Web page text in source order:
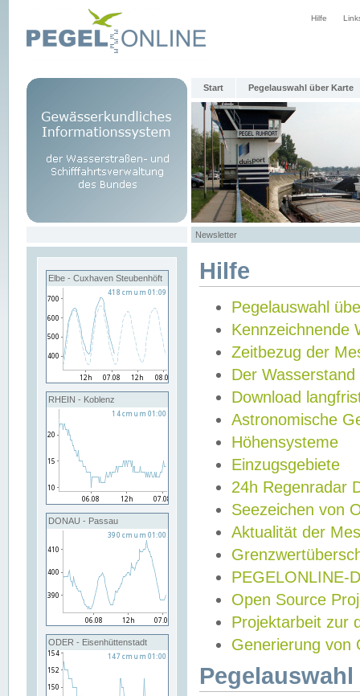
Hilfe
Start Pegelauswahl über Karte
Newsletter
Elbe - Cuxhaven Steubenhöft
RHEIN - Koblenz
DONAU - Passau
ODER - Eisenhüttenstadt
Hilfe
Pegelauswahl
Kennzeichnende
Zeitbezug der
Der Wasserstand
Download
Astronomische
Höhensysteme
Einzugsgebiete
24h Regenradar
Seezeichen von
Aktualität der
PEGELONLINE-
Open Source
Projektarbeit zur
Generierung von